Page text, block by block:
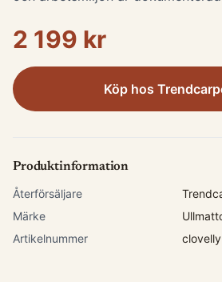
2 199 kr
Köp hos
Produktinformation
Återförsäljare
Märke
Artikelnummer